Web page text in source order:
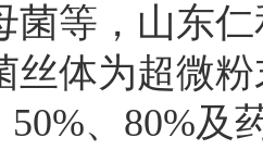
菌等，山东
丝体为超微
50%、 80%及